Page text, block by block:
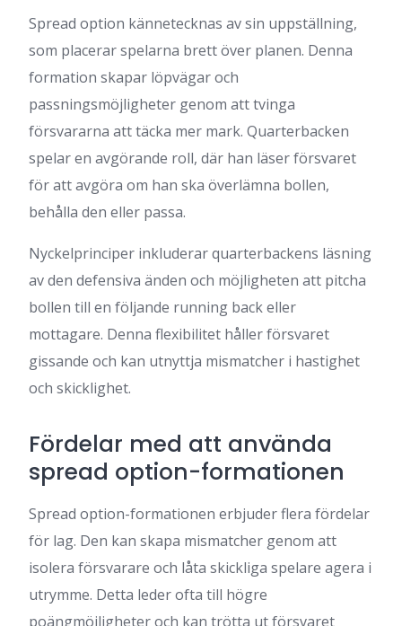
Spread option kännetecknas av sin uppställning,
som placerar spelarna brett över planen. Denna
formation skapar löpvägar och
passningsmöjligheter genom att tvinga
försvararna att täcka mer mark. Quarterbacken
spelar en avgörande roll, där han läser försvaret
för att avgöra om han ska överlämna bollen,
behålla den eller passa.
Nyckelprinciper inkluderar quarterbackens läsning
av den defensiva änden och möjligheten att pitcha
bollen till en följande running back eller
mottagare. Denna flexibilitet håller försvaret
gissande och kan utnyttja mismatcher i hastighet
och skicklighet.
Fördelar med att använda
spread option-formationen
Spread option-formationen erbjuder flera fördelar
för lag. Den kan skapa mismatcher genom att
isolera försvarare och låta skickliga spelare agera i
utrymme. Detta leder ofta till högre
poängmöjligheter och kan trötta ut försvaret